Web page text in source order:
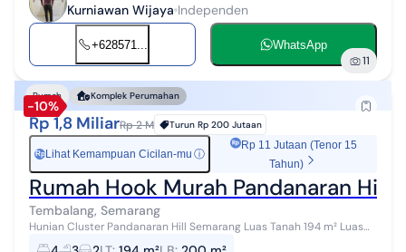
Kurniawan Wijaya Independen
+628571... WhatsApp
11
-10%
Rumah Komplek Perumahan
Rp 1,8 MiliarRp 2 M Turun Rp 200 Jutaan
Rp Lihat Kemampuan Cicilan-mu ⓘ
Rp 11 Jutaan (Tenor 15
Tahun)
Rumah Hook Murah Pandanaran Hill
Tembalang, Semarang
Hunian Cluster Pandanaran Hill Semarang Luas Tanah 194 m² Luas
Bangunan 200 m² Kamar Tidur 3 + 1 Kamar Mandi 3 Air PDAM &